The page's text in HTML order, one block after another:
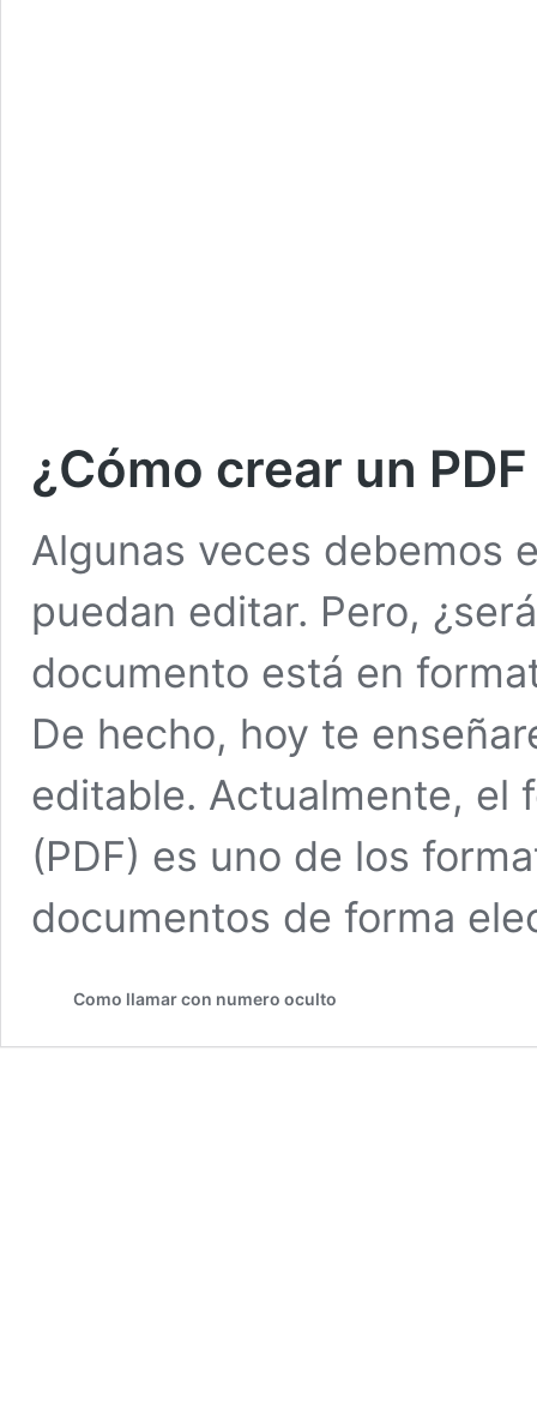
¿Cómo crear un
Algunas veces debemos
puedan editar. Pero,
documento está en
De hecho, hoy te
editable. Actualmente, el
(PDF) es uno de los
documentos de forma
Como llamar con numero oculto